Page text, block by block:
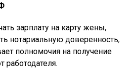
зарплату на карту жены,
нотариальную доверенность,
полномочия на получение
работодателя.